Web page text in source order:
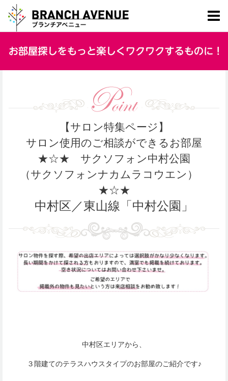
【サロン特集ページ】
サロン使用のご相談ができるお部屋
★☆★ サクソフォン中村公園
（サクソフォンナカムラコウエン）
★☆★
中村区／東山線「中村公園」
中村区エリアから、
３階建てのテラスハウスタイプのお部屋のご紹介です♪